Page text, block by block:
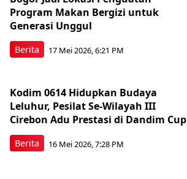
Berita
Program Makan Bergizi untuk
Generasi Unggul
17 Mei 2026, 6:21 PM
Berita
Kodim 0614 Hidupkan Budaya
Leluhur, Pesilat Se-Wilayah III
Cirebon Adu Prestasi di Dandim Cup
16 Mei 2026, 7:28 PM